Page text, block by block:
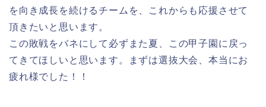
を向き成長を続けるチームを、これからも応援させて
頂きたいと思います。
この敗戦をバネにして必ずまた夏、この甲子園に戻っ
てきてほしいと思います。まずは選抜大会、本当にお
疲れ様でした！！